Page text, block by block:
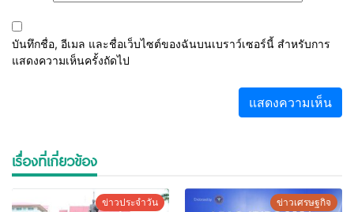
บันทึกชื่อ, อีเมล และชื่อเว็บไซต์ของฉันบนเบราว์เซอร์นี้ สำหรับการ
แสดงความเห็นครั้งถัดไป
เรื่องที่เกี่ยวข้อง
ข่าวประจำวัน ข่าวเศรษฐกิจ